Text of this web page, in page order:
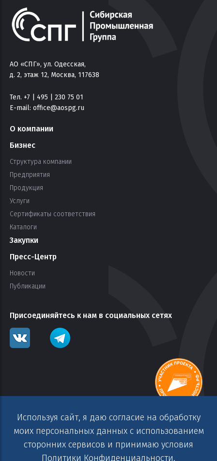
АО «СПГ», ул. Одесская,
д. 2, этаж 12, Москва, 117638
Тел. +7 | 495 | 230 75 01
E-mail: office@aospg.ru
О компании
Бизнес
Структура компании
Предприятия
Продукция
Услуги
Сертификаты соответствия
Каталоги
Закупки
Пресс-Центр
Новости
Публикации
Присоединяйтесь к нам в социальных сетях
Используя сайт, я даю согласие на обработку
моих персональных данных с использованием
сторонних сервисов и принимаю условия
Политики Конфиденциальности.